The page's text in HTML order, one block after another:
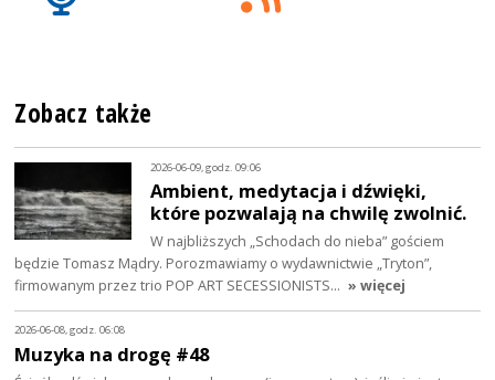
Zobacz także
2026-06-09, godz. 09:06
Ambient, medytacja i dźwięki,
które pozwalają na chwilę zwolnić.
W najbliższych „Schodach do nieba” gościem
będzie Tomasz Mądry. Porozmawiamy o wydawnictwie „Tryton”,
firmowanym przez trio POP ART SECESSIONISTS… » więcej
2026-06-08, godz. 06:08
Muzyka na drogę #48